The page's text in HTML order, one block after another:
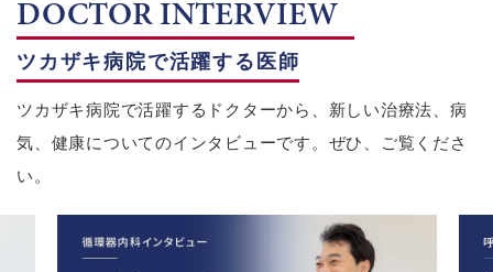
DOCTOR INTERVIEW
ツカザキ病院で活躍する医師
ツカザキ病院で活躍するドクターから、新しい治療法、病
気、健康についてのインタビューです。ぜひ、ご覧くださ
い。